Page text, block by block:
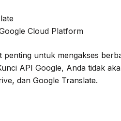
Cloud Platform
penting untuk mengakses
API Google, Anda tidak
dan Google Translate.